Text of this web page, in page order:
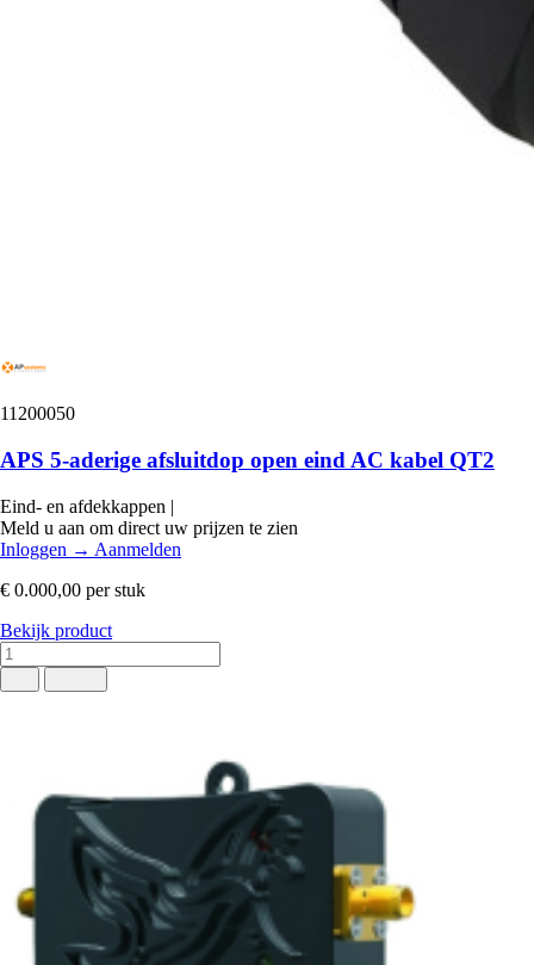
11200050
APS 5-aderige afsluitdop open eind AC kabel QT2
Eind- en afdekkappen |
Meld u aan om direct uw prijzen te zien
Inloggen → Aanmelden
€ 0.000,00 per stuk
Bekijk product